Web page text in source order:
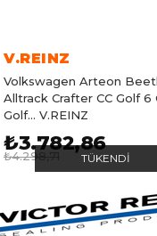
TÜKENDI
V.REINZ
Volkswagen Arteon
Alltrack Crafter CC Golf 6
Golf... V.REINZ
₺3.782,86
₺4.298,71